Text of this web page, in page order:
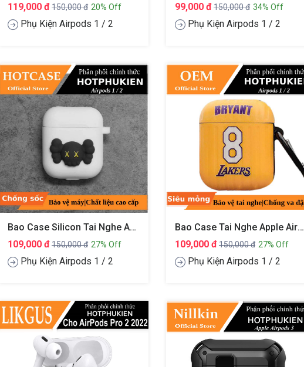
119,000 đ150,000 đ 20% Off
Phụ Kiện Airpods 1 / 2
99,000 đ150,000 đ 34% Off
Phụ Kiện Airpods 1 / 2
Bao Case Silicon Tai Nghe Apple Airpods 1 / 2 Hiệu HOTCASE Kwas Chống Sốc Hạn Chế Bám Vân Tay Chống Bám Bẩn
109,000 đ150,000 đ 27% Off
Phụ Kiện Airpods 1 / 2
Bao Case Tai Nghe Apple Airpods 1 / 2 Hiệu HOTCASE Lakers Bryant (chống Vân Tay Chống Bám Bẩn Vật Liệu Cao Cấp)
109,000 đ150,000 đ 27% Off
Phụ Kiện Airpods 1 / 2